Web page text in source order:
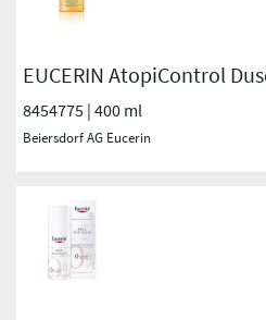
EUCERIN AtopiControl
8454775 | 400 ml
Beiersdorf AG Eucerin